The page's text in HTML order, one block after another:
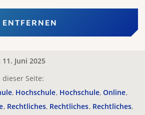
11. Juni 2025
Seite:
Hochschule Hochschule Online
Rechtliches Rechtliches Rechtliches